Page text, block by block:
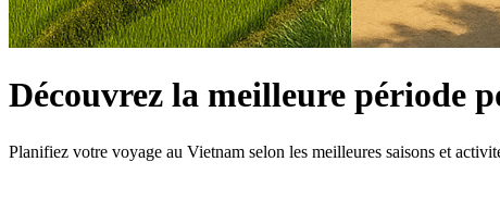
Découvrez la meilleure période
Planifiez votre voyage au Vietnam selon les meilleures saisons et